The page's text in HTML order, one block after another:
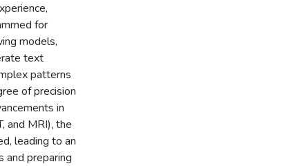
for
models,
text
patterns
of precision
in
and MRI), the
leading to an
and preparing